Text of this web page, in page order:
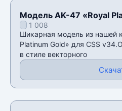
Модель AK-47 «Royal
v341 008
Шикарная модель из нашей
Platinum Gold» для CSS
в стиле векторного